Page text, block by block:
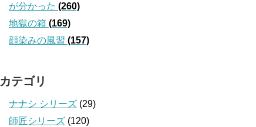
が分かった (260)
地獄の箱 (169)
顔染みの風習 (157)
カテゴリ
ナナシ シリーズ (29)
師匠シリーズ (120)